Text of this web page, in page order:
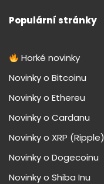
Populární stránky
Horké novinky
Novinky o Bitcoinu
Novinky o Ethereu
Novinky o Cardanu
Novinky o XRP (Ripple)
Novinky o Dogecoinu
Novinky o Shiba Inu